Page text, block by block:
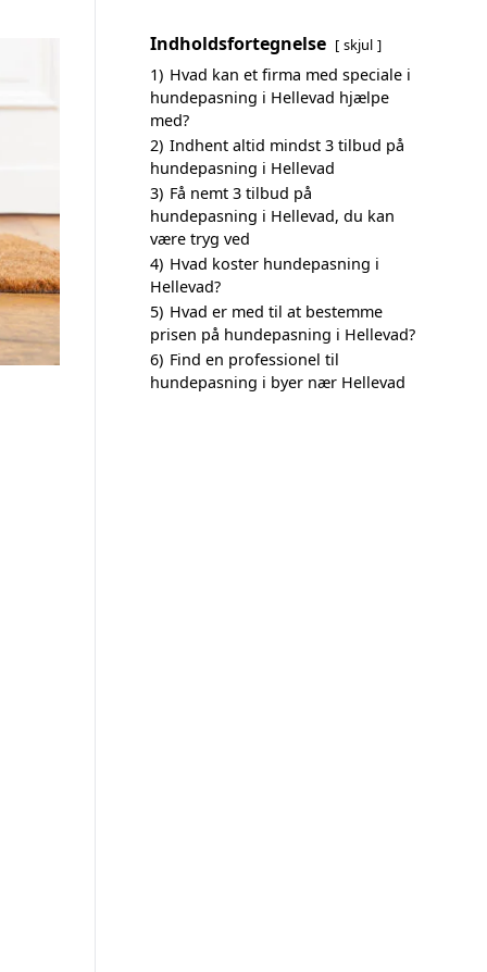
Indholdsfortegnelse skjul
1) Hvad kan et firma med speciale i
hundepasning i Hellevad hjælpe
med?
2) Indhent altid mindst 3 tilbud på
hundepasning i Hellevad
3) Få nemt 3 tilbud på
hundepasning i Hellevad, du kan
være tryg ved
4) Hvad koster hundepasning i
Hellevad?
5) Hvad er med til at bestemme
prisen på hundepasning i Hellevad?
6) Find en professionel til
hundepasning i byer nær Hellevad